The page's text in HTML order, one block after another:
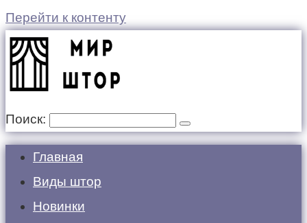
Перейти к контенту
Поиск:
Главная
Виды штор
Новинки